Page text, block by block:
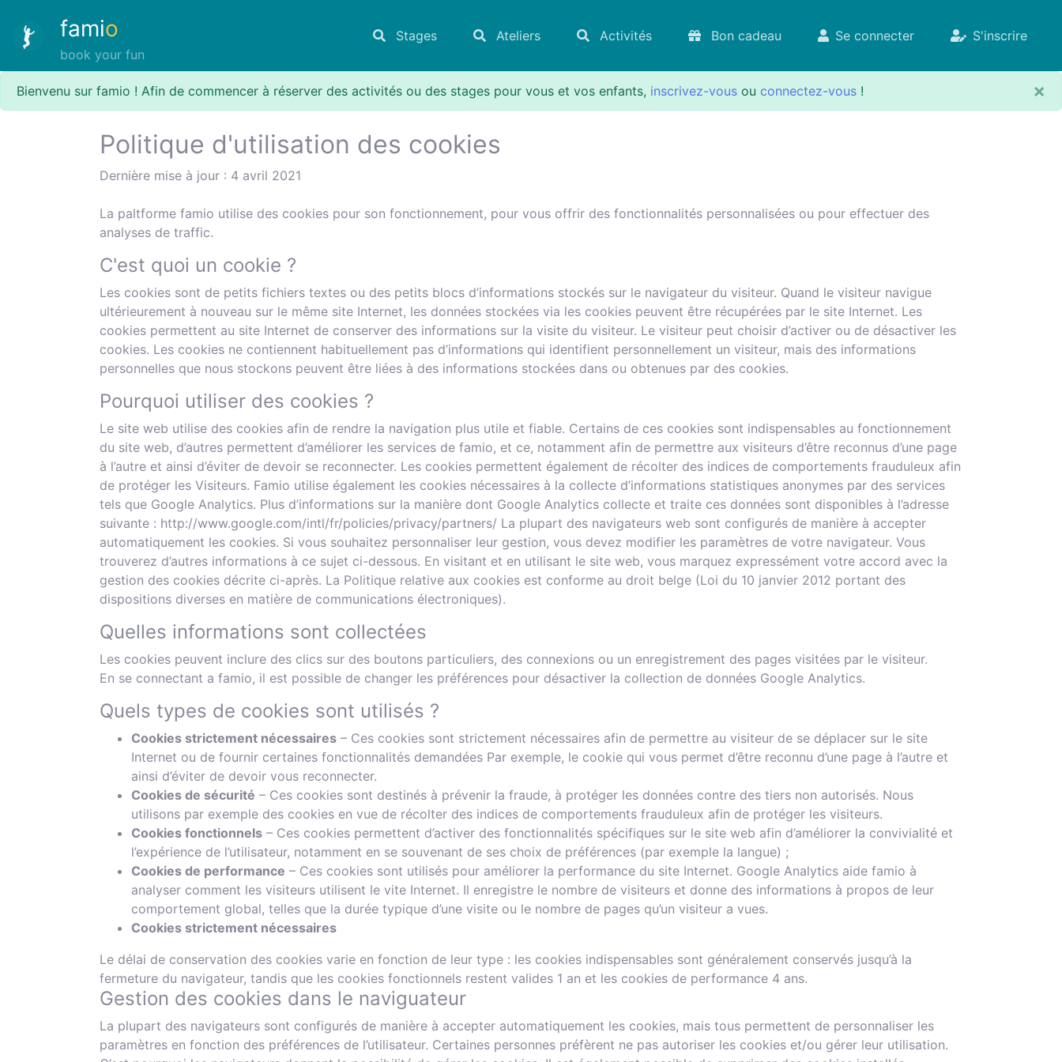
famio
book your fun
Stages Ateliers Activités Bon cadeau Se connecter S'inscrire
Bienvenu sur famio ! Afin de commencer à réserver des activités ou des stages pour vous et vos enfants, inscrivez-vous ou connectez-vous ! ×
Politique d'utilisation des cookies
Dernière mise à jour : 4 avril 2021
La paltforme famio utilise des cookies pour son fonctionnement, pour vous offrir des fonctionnalités personnalisées ou pour effectuer des
analyses de traffic.
C'est quoi un cookie ?
Les cookies sont de petits fichiers textes ou des petits blocs d’informations stockés sur le navigateur du visiteur. Quand le visiteur navigue
ultérieurement à nouveau sur le même site Internet, les données stockées via les cookies peuvent être récupérées par le site Internet. Les
cookies permettent au site Internet de conserver des informations sur la visite du visiteur. Le visiteur peut choisir d’activer ou de désactiver les
cookies. Les cookies ne contiennent habituellement pas d’informations qui identifient personnellement un visiteur, mais des informations
personnelles que nous stockons peuvent être liées à des informations stockées dans ou obtenues par des cookies.
Pourquoi utiliser des cookies ?
Le site web utilise des cookies afin de rendre la navigation plus utile et fiable. Certains de ces cookies sont indispensables au fonctionnement
du site web, d’autres permettent d’améliorer les services de famio, et ce, notamment afin de permettre aux visiteurs d’être reconnus d’une page
à l’autre et ainsi d’éviter de devoir se reconnecter. Les cookies permettent également de récolter des indices de comportements frauduleux afin
de protéger les Visiteurs. Famio utilise également les cookies nécessaires à la collecte d’informations statistiques anonymes par des services
tels que Google Analytics. Plus d’informations sur la manière dont Google Analytics collecte et traite ces données sont disponibles à l’adresse
suivante : http://www.google.com/intl/fr/policies/privacy/partners/ La plupart des navigateurs web sont configurés de manière à accepter
automatiquement les cookies. Si vous souhaitez personnaliser leur gestion, vous devez modifier les paramètres de votre navigateur. Vous
trouverez d’autres informations à ce sujet ci-dessous. En visitant et en utilisant le site web, vous marquez expressément votre accord avec la
gestion des cookies décrite ci-après. La Politique relative aux cookies est conforme au droit belge (Loi du 10 janvier 2012 portant des
dispositions diverses en matière de communications électroniques).
Quelles informations sont collectées
Les cookies peuvent inclure des clics sur des boutons particuliers, des connexions ou un enregistrement des pages visitées par le visiteur.
En se connectant a famio, il est possible de changer les préférences pour désactiver la collection de données Google Analytics.
Quels types de cookies sont utilisés ?
Cookies strictement nécessaires – Ces cookies sont strictement nécessaires afin de permettre au visiteur de se déplacer sur le site
Internet ou de fournir certaines fonctionnalités demandées Par exemple, le cookie qui vous permet d’être reconnu d’une page à l’autre et
ainsi d’éviter de devoir vous reconnecter.
Cookies de sécurité – Ces cookies sont destinés à prévenir la fraude, à protéger les données contre des tiers non autorisés. Nous
utilisons par exemple des cookies en vue de récolter des indices de comportements frauduleux afin de protéger les visiteurs.
Cookies fonctionnels – Ces cookies permettent d’activer des fonctionnalités spécifiques sur le site web afin d’améliorer la convivialité et
l’expérience de l’utilisateur, notamment en se souvenant de ses choix de préférences (par exemple la langue) ;
Cookies de performance – Ces cookies sont utilisés pour améliorer la performance du site Internet. Google Analytics aide famio à
analyser comment les visiteurs utilisent le vite Internet. Il enregistre le nombre de visiteurs et donne des informations à propos de leur
comportement global, telles que la durée typique d’une visite ou le nombre de pages qu’un visiteur a vues.
Cookies strictement nécessaires
Le délai de conservation des cookies varie en fonction de leur type : les cookies indispensables sont généralement conservés jusqu’à la
fermeture du navigateur, tandis que les cookies fonctionnels restent valides 1 an et les cookies de performance 4 ans.
Gestion des cookies dans le naviguateur
La plupart des navigateurs sont configurés de manière à accepter automatiquement les cookies, mais tous permettent de personnaliser les
paramètres en fonction des préférences de l’utilisateur. Certaines personnes préfèrent ne pas autoriser les cookies et/ou gérer leur utilisation.